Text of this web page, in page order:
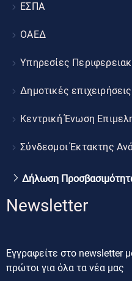
ΕΣΠΑ
ΟΑΕΔ
Υπηρεσίες
Δημοτικές
Κεντρική Ένωση
Σύνδεσμοι Έκτακτης
Δήλωση
Newsletter
Εγγραφείτε στο newsletter
πρώτοι για όλα τα νέα μας